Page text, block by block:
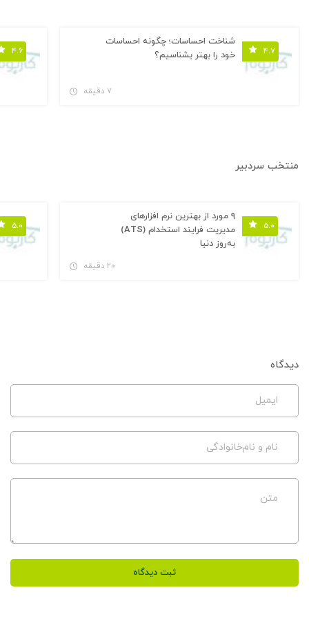
۴.۷
شناخت احساسات؛ چگونه احساسات
خود را بهتر بشناسیم؟
۷ دقیقه
۴.۶
منتخب سردبیر
۵.۰
۹ مورد از بهترین نرم افزارهای
مدیریت فرایند استخدام (ATS)
به‌روز دنیا
۲۰ دقیقه
۵.۰
دیدگاه
ایمیل
نام و نام‌خانوادگی
متن
ثبت دیدگاه